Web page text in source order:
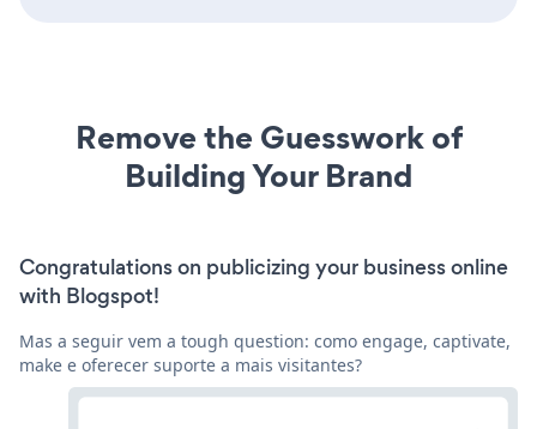
Remove the Guesswork of
Building Your Brand
Congratulations on publicizing your business online
with Blogspot!
Mas a seguir vem a tough question: como engage, captivate,
make e oferecer suporte a mais visitantes?